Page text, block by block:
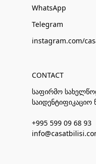
WhatsApp
Telegram
instagram.com/
CONTACT
საფირმო
საიდენტიფიკაციო
+995 599 09 68 93